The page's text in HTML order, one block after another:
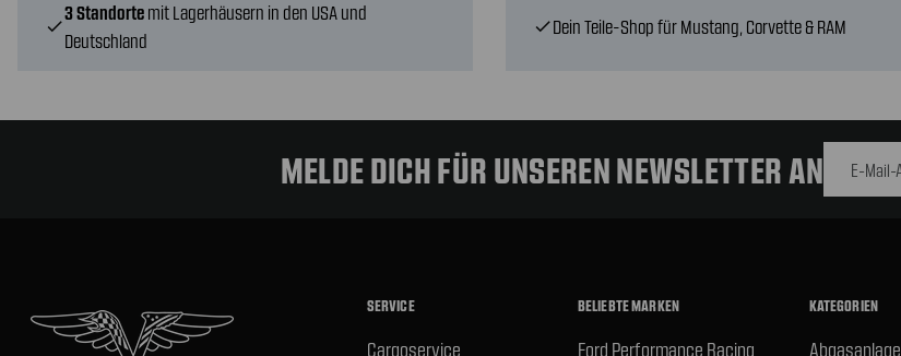
check
3 Standorte mit Lagerhäusern in den USA und
Deutschland
checkDein Teile-Shop für Mustang, Corvette & RAM
MELDE DICH FÜR UNSEREN NEWSLETTER AN
SERVICE
Cargoservice
BELIEBTE MARKEN
Ford Performance Racing
KATEGORIEN
Abgasanlage